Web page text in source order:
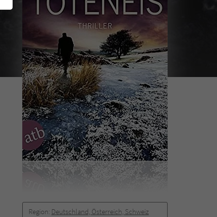
Region: Deutschland, Österreich, Schweiz